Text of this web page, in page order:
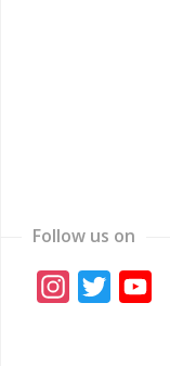
Follow us on
Instagram
Twitter